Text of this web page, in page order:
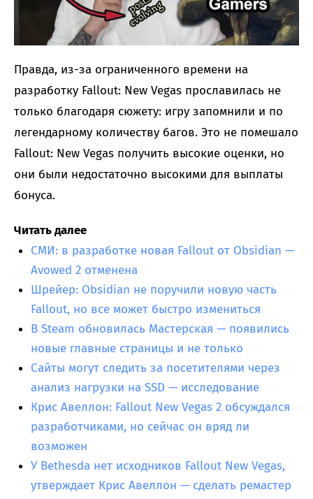
Правда, из-за ограниченного времени на
разработку Fallout: New Vegas прославилась не
только благодаря сюжету: игру запомнили и по
легендарному количеству багов. Это не помешало
Fallout: New Vegas получить высокие оценки, но
они были недостаточно высокими для выплаты
бонуса.
Читать далее
СМИ: в разработке новая Fallout от Obsidian —
Avowed 2 отменена
Шрейер: Obsidian не поручили новую часть
Fallout, но все может быстро измениться
В Steam обновилась Мастерская — появились
новые главные страницы и не только
Сайты могут следить за посетителями через
анализ нагрузки на SSD — исследование
Крис Авеллон: Fallout New Vegas 2 обсуждался
разработчиками, но сейчас он вряд ли
возможен
У Bethesda нет исходников Fallout New Vegas,
утверждает Крис Авеллон — сделать ремастер